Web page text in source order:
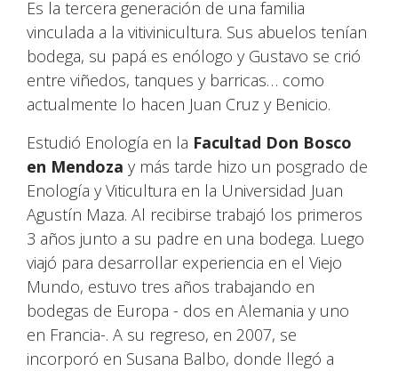
Es la tercera generación de una familia
vinculada a la vitivinicultura. Sus abuelos tenían
bodega, su papá es enólogo y Gustavo se crió
entre viñedos, tanques y barricas… como
actualmente lo hacen Juan Cruz y Benicio.
Estudió Enología en la Facultad Don Bosco
en Mendoza y más tarde hizo un posgrado de
Enología y Viticultura en la Universidad Juan
Agustín Maza. Al recibirse trabajó los primeros
3 años junto a su padre en una bodega. Luego
viajó para desarrollar experiencia en el Viejo
Mundo, estuvo tres años trabajando en
bodegas de Europa - dos en Alemania y uno
en Francia-. A su regreso, en 2007, se
incorporó en Susana Balbo, donde llegó a